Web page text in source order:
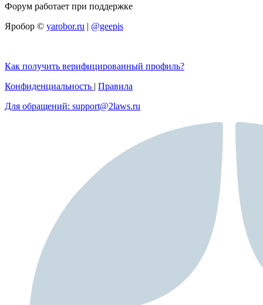
Форум работает при поддержке
Яробор © yarobor.ru | @geepis
Как получить верифицированный профиль?
Конфиденциальность | Правила
Для обращений: support@2laws.ru